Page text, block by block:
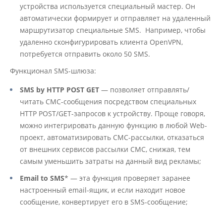
устройства используется специальный мастер. Он
автоматически формирует и отправляет на удаленный
маршрутизатор специальные SMS. Например, чтобы
удаленно сконфигурировать клиента OpenVPN,
потребуется отправить около 50 SMS.
Функционал SMS-шлюза:
SMS by HTTP POST GET — позволяет отправлять/
читать СМС-сообщения посредством специальных
HTTP POST/GET-запросов к устройству. Проще говоря,
можно интегрировать данную функцию в любой Web-
проект, автоматизировать СМС-рассылки, отказаться
от внешних сервисов рассылки СМС, снижая, тем
самым уменьшить затраты на данный вид рекламы;
Email to SMS* — эта функция проверяет заранее
настроенный email-ящик, и если находит новое
сообщение, конвертирует его в SMS-сообщение;